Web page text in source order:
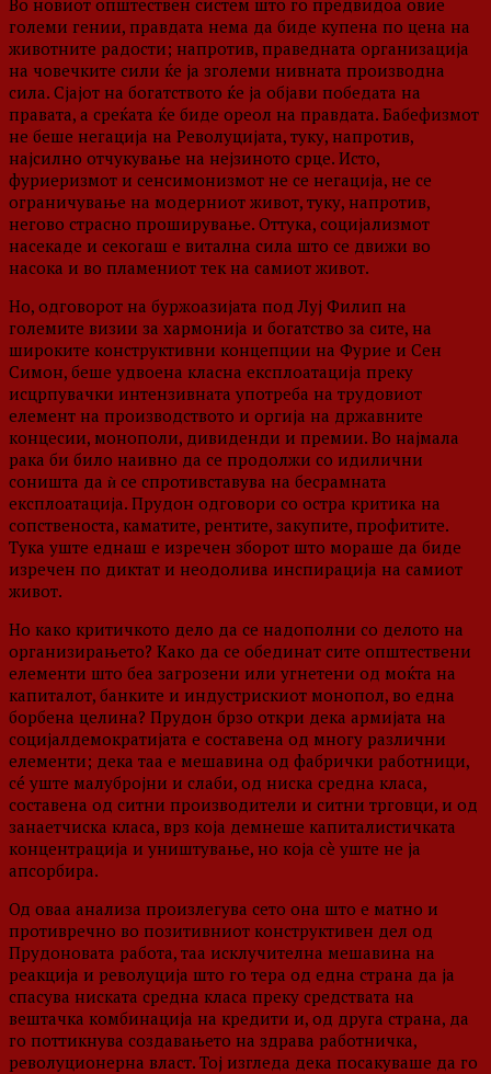
Во новиот општествен систем што го предвидоа овие
големи гении, правдата нема да биде купена по цена на
животните радости; напротив, праведната организација
на човечките сили ќе ја зголеми нивната производна
сила. Сјајот на богатството ќе ја објави победата на
правата, а среќата ќе биде ореол на правдата. Бабефизмот
не беше негација на Револуцијата, туку, напротив,
најсилно отчукување на нејзиното срце. Исто,
фуриеризмот и сенсимонизмот не се негација, не се
ограничување на модерниот живот, туку, напротив,
негово страсно проширување. Оттука, социјализмот
насекаде и секогаш е витална сила што се движи во
насока и во пламениот тек на самиот живот.
Но, одговорот на буржоазијата под Луј Филип на
големите визии за хармонија и богатство за сите, на
широките конструктивни концепции на Фурие и Сен
Симон, беше удвоена класна експлоатација преку
исцрпувачки интензивната употреба на трудовиот
елемент на производството и оргија на државните
концесии, монополи, дивиденди и премии. Во најмала
рака би било наивно да се продолжи со идилични
соништа да ѝ се спротивставува на бесрамната
експлоатација. Прудон одговори со остра критика на
сопственоста, каматите, рентите, закупите, профитите.
Тука уште еднаш е изречен зборот што мораше да биде
изречен по диктат и неодолива инспирација на самиот
живот.
Но како критичкото дело да се надополни со делото на
организирањето? Како да се обединат сите општествени
елементи што беа загрозени или угнетени од моќта на
капиталот, банките и индустрискиот монопол, во една
борбена целина? Прудон брзо откри дека армијата на
социјалдемократијата е составена од многу различни
елементи; дека таа е мешавина од фабрички работници,
сé уште малубројни и слаби, од ниска средна класа,
составена од ситни производители и ситни трговци, и од
занаетчиска класа, врз која демнеше капиталистичката
концентрација и уништување, но која сè уште не ја
апсорбира.
Од оваа анализа произлегува сето она што е матно и
противречно во позитивниот конструктивен дел од
Прудоновата работа, таа исклучителна мешавина на
реакција и револуција што го тера од една страна да ја
спасува ниската средна класа преку средствата на
вештачка комбинација на кредити и, од друга страна, да
го поттикнува создавањето на здрава работничка,
револуционерна власт. Тој изгледа дека посакуваше да го